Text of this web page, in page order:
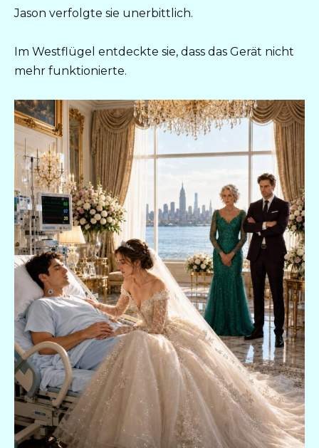
Jason verfolgte sie unerbittlich.
Im Westflügel entdeckte sie, dass das Gerät nicht
mehr funktionierte.